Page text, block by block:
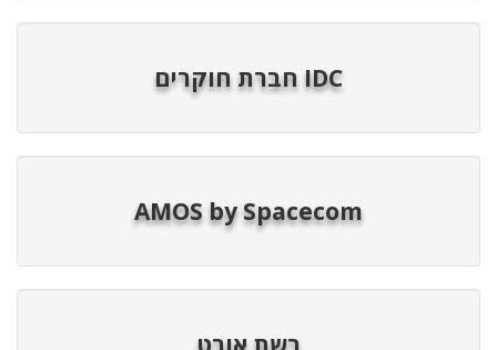
IDC חברת חוקרים
AMOS by Spacecom